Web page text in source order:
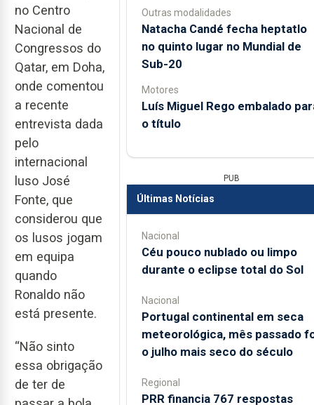
no Centro
Nacional de
Congressos do
Qatar, em Doha,
onde comentou
a recente
entrevista dada
pelo
internacional
luso José
Fonte, que
considerou que
os lusos jogam
em equipa
quando
Ronaldo não
está presente.
“Não sinto
essa obrigação
de ter de
Outras modalidades
Natacha Candé fecha heptatlo
no quinto lugar no Mundial de
Sub-20
Motores
Luís Miguel Rego embalado
o título
PUB
Últimas Notícias
Nacional
Céu pouco nublado ou limpo
durante o eclipse total do Sol
Nacional
Portugal continental em seca
meteorológica, mês passado
o julho mais seco do século
Regional
PRR financia 767 respostas